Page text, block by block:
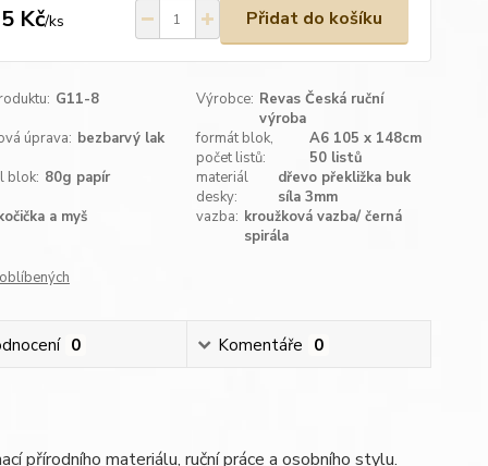
Kč/ks Přidat do košíku
G11-8 Výrobce: Revas Česká ruční
výroba
úprava: bezbarvý lak
formát blok,
počet listů:
A6 105 x 148cm
50 listů
blok: 80g papír
materiál
desky:
dřevo překližka buk
síla 3mm
a myš
vazba: kroužková vazba/ černá
spirála
0 Komentáře 0
přírodního materiálu, ruční práce a osobního stylu.